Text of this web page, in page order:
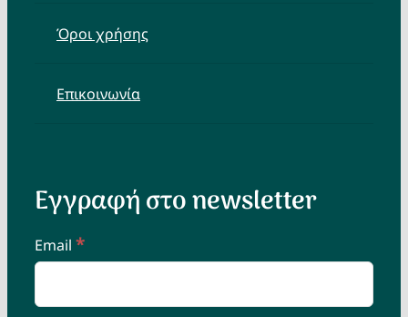
Όροι χρήσης
Επικοινωνία
Εγγραφή στο newsletter
Email *